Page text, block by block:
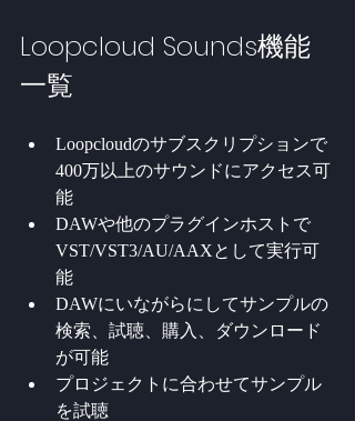
Loopcloud Sounds機能
一覧
Loopcloudのサブスクリプションで
400万以上のサウンドにアクセス可
能
DAWや他のプラグインホストで
VST/VST3/AU/AAXとして実行可
能
DAWにいながらにしてサンプルの
検索、試聴、購入、ダウンロード
が可能
プロジェクトに合わせてサンプル
を試聴